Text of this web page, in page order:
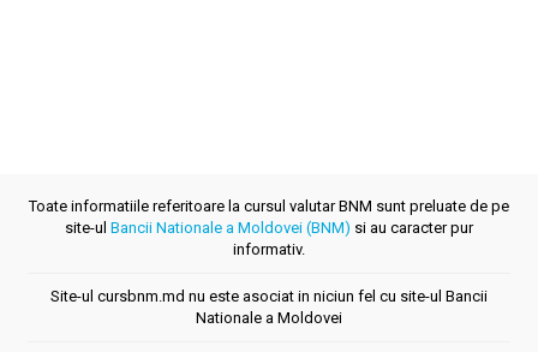
Toate informatiile referitoare la cursul valutar BNM sunt preluate de pe
site-ul Bancii Nationale a Moldovei (BNM) si au caracter pur
informativ.
Site-ul cursbnm.md nu este asociat in niciun fel cu site-ul Bancii
Nationale a Moldovei